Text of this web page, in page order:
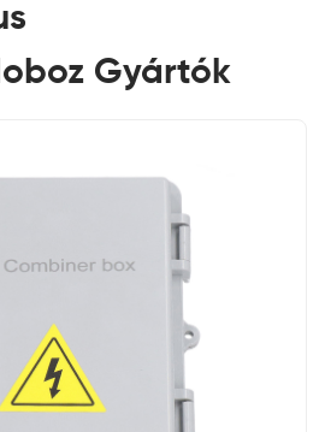
Gyártók